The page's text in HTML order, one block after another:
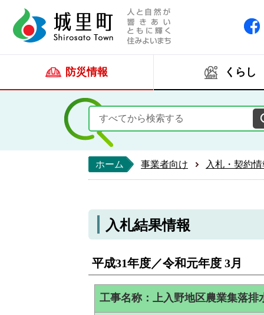
防災情報 くらし
ホーム 事業者向け 入札・契約
入札結果情報
平成31年度／令和元年度 3月
工事名称：上入野地区農業集落